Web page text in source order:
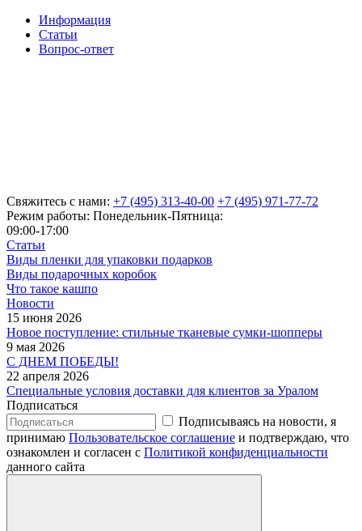
Информация
Статьи
Вопрос-ответ
Свяжитесь с нами: +7 (495) 313-40-00 +7 (495) 971-77-72
Режим работы: Понедельник-Пятница:
09:00-17:00
Статьи
Виды пленки для упаковки подарков
Виды подарочных коробок
Что такое кашпо
Новости
15 июня 2026
Новое поступление: стильные тканевые сумки-шопперы
9 мая 2026
С ДНЕМ ПОБЕДЫ!
22 апреля 2026
Специальные условия доставки для клиентов за Уралом
Подписаться
Подписываясь на новости, я
принимаю Пользовательское соглашение и подтверждаю, что
ознакомлен и согласен с Политикой конфиденциальности
данного сайта